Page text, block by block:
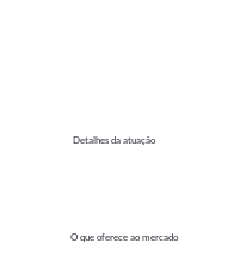
Detalhes da atuação
O que oferece ao mercado